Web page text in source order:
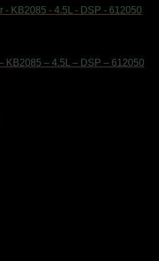
KB2085 – 4.5L – DSP – 612050